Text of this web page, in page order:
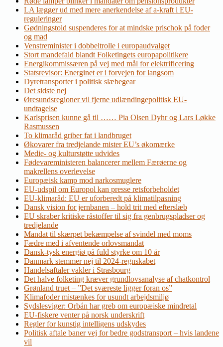
LA lægger ud med mere anerkendelse af a-kraft i EU-
reguleringer
Gødningstold suspenderes for at mindske prischok på foder
og mad
Venstreminister i dobbeltrolle i europaudvalget
Stort mandefald blandt Folketingets europapolitikere
Energikommissæren på vej med mål for elektrificering
Statsrevisor: Energinet er i forvejen for langsom
Dyretransporter i politisk slæbegear
Det sidste nej
Øresundsregioner vil fjerne udlændingepolitisk EU-
undtagelse
Karlsprisen kunne gå til …… Pia Olsen Dyhr og Lars Løkke
Rasmussen
To klimaråd griber fat i landbruget
Økovarer fra tredjelande mister EU’s økomærke
Medie- og kulturstøtte udvides
Fødevareministeren balancerer mellem Færøerne og
makrellens overlevelse
Europæisk kamp mod narkosmuglere
EU-udspil om Europol kan presse retsforbeholdet
EU-klimaråd: EU er uforberedt på klimatilpasning
Dansk vision for jernbanen – hold trit med efterslæb
EU skraber kritiske råstoffer til sig fra genbrugspladser og
tredjelande
Mandat til skærpet bekæmpelse af svindel med moms
Fædre med i afventende orlovsmandat
Dansk-tysk energiø på fuld styrke om 10 år
Danmark stemmer nej til 2024-regnskabet
Handelsaftaler vakler i Strasbourg
Det halve folketing kræver grundlovsanalyse af chatkontrol
Grønland truet – ”Det sværeste ligger foran os”
Klimafoder mistænkes for usundt arbejdsmiljø
Sydslesviger: Orbán har greb om europæiske mindretal
EU-fiskere venter på norsk underskrift
Regler for kunstig intelligens udskydes
Politisk aftale baner vej for bedre godstransport – hvis landene
vil